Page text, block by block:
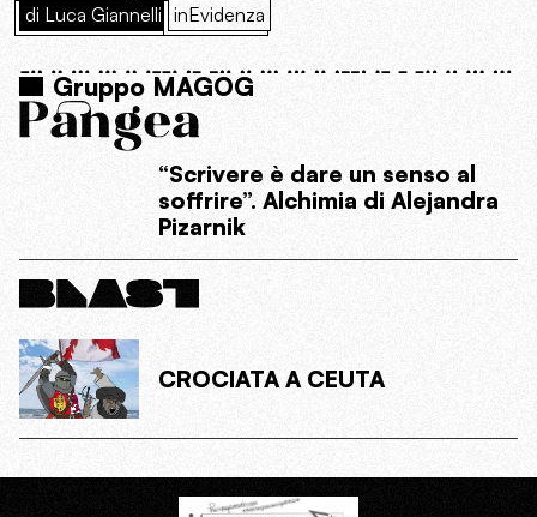
di Luca Giannelli inEvidenza
Gruppo MAGOG
“Scrivere è dare un senso al
soffrire”. Alchimia di Alejandra
Pizarnik
CROCIATA A CEUTA